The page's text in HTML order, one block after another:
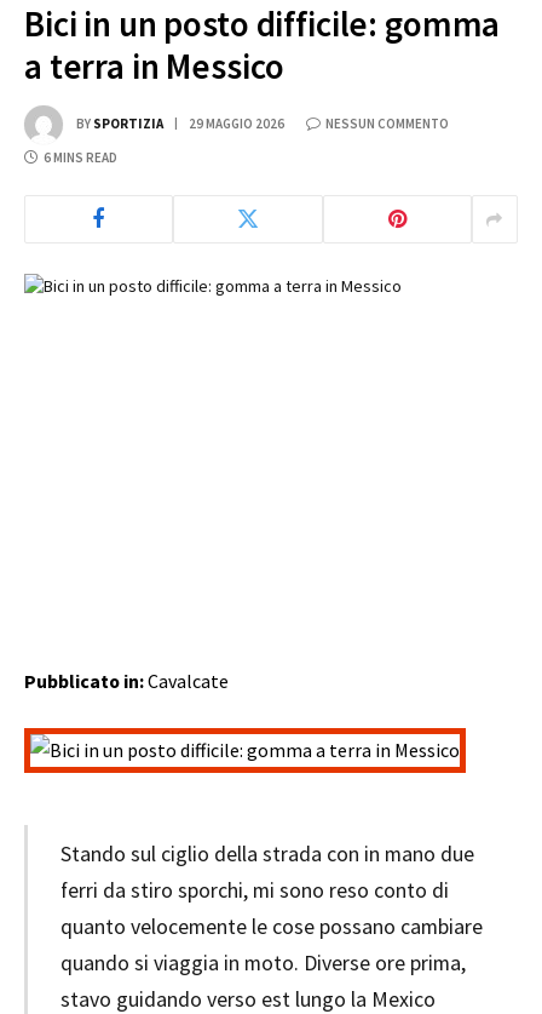
Bici in un posto difficile: gomma
a terra in Messico
BY SPORTIZIA 29 MAGGIO 2026 NESSUN COMMENTO
6 MINS READ
Pubblicato in:Cavalcate
Stando sul ciglio della strada con in mano due
ferri da stiro sporchi, mi sono reso conto di
quanto velocemente le cose possano cambiare
quando si viaggia in moto. Diverse ore prima,
stavo guidando verso est lungo la Mexico